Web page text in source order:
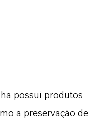
possui produtos
a preservação de